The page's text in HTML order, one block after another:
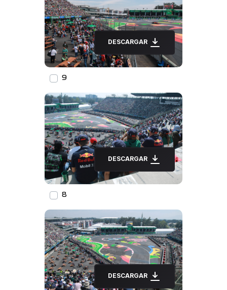
DESCARGAR
9
DESCARGAR
8
DESCARGAR